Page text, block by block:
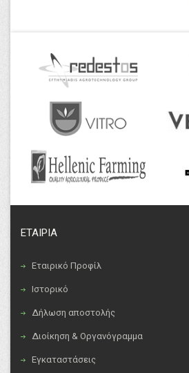
ΕΤΑΙΡΙΑ
Εταιρικό Προφίλ
Ιστορικό
Δήλωση αποστολής
Διοίκηση & Οργανόγραμμα
Εγκαταστάσεις